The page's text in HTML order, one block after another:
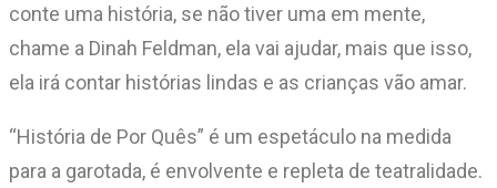
conte uma história, se não tiver uma em mente,
chame a Dinah Feldman, ela vai ajudar, mais que isso,
ela irá contar histórias lindas e as crianças vão amar.
“História de Por Quês” é um espetáculo na medida
para a garotada, é envolvente e repleta de teatralidade.